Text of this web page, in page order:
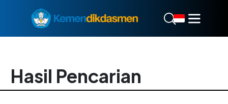
Hasil Pencarian